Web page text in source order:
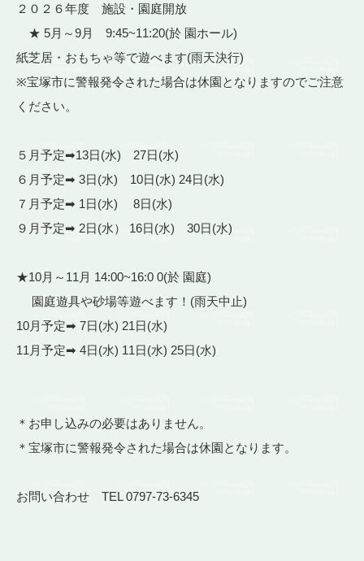
２０２６年度 施設・園庭開放
★ 5月～9月 9:45~11:20(於 園ホール)
紙芝居・おもちゃ等で遊べます(雨天決行)
※宝塚市に警報発令された場合は休園となりますのでご注意
ください。
５月予定➡13日(水) 27日(水)
６月予定➡ 3日(水) 10日(水) 24日(水)
７月予定➡ 1日(水) 8日(水)
９月予定➡ 2日(水） 16日(水) 30日(水)
★10月～11月 14:00~16:0 0(於 園庭)
園庭遊具や砂場等遊べます！(雨天中止)
10月予定➡ 7日(水) 21日(水)
11月予定➡ 4日(水) 11日(水) 25日(水)
＊お申し込みの必要はありません。
＊宝塚市に警報発令された場合は休園となります。
お問い合わせ TEL 0797-73-6345